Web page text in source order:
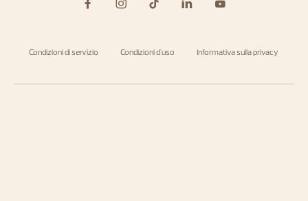
Condizioni di servizio Condizioni d'uso Informativa sulla privacy